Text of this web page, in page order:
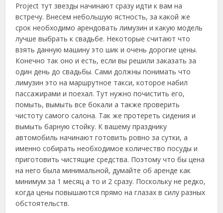
Project тут звезды начинают сразу идти к вам на
встречу. Внесем небольшую ястность, за какой же
срок необходимо арендовать лимузин и какую модель
лучше выбрать к свадьбе. Некоторые считают что
взять данную машину это шик и очень дорогие цены.
Конечно так оно и есть, если вы решили заказать за
один день до свадьбы. Сами должны понимать что
лимузин это на маршрутное такси, которое набил
пассажирами и поехал. Тут нужно почистить его,
помыть, вымыть все бокали а также проверить
чистоту самого салона. Так же протереть сидения и
вымыть барную стойку. К вашему празднику
автомобиль начинают готовить ровно за сутки, а
именно собирать необходимое количество посуды и
приготовить чистящие средства. Поэтому что бы цена
на него была минимальной, думайте об аренде как
минимум за 1 месяц а то и 2 сразу. Поскольку не редко,
когда цены повышаются прямо на глазах в силу разных
обстоятельств.